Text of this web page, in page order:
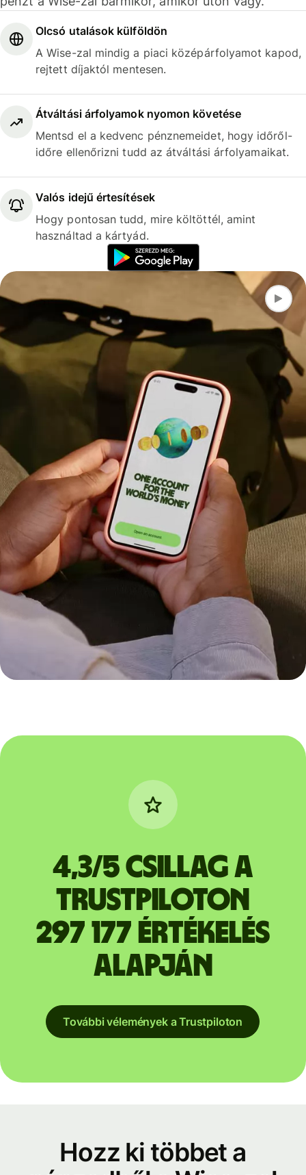
Olcsó utalások külföldön
A Wise-zal mindig a piaci középárfolyamot kapod,
rejtett díjaktól mentesen.
Átváltási árfolyamok nyomon követése
Mentsd el a kedvenc pénznemeidet, hogy időről-
időre ellenőrizni tudd az átváltási árfolyamaikat.
Valós idejű értesítések
Hogy pontosan tudd, mire költöttél, amint
használtad a kártyád.
4,3/5 csillag a
Trustpiloton
297 177 értékelés
alapján
További vélemények a Trustpiloton
Hozz ki többet a